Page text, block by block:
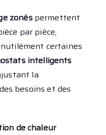
zonéspermettent
par pièce,
certaines
intelligents
la
besoins et des
de chaleur